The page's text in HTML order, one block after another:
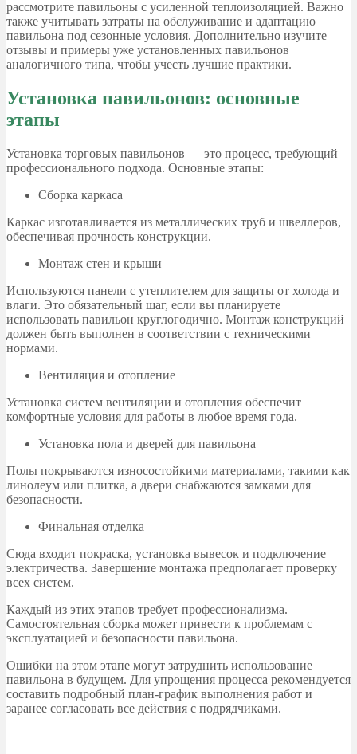
рассмотрите павильоны с усиленной теплоизоляцией. Важно
также учитывать затраты на обслуживание и адаптацию
павильона под сезонные условия. Дополнительно изучите
отзывы и примеры уже установленных павильонов
аналогичного типа, чтобы учесть лучшие практики.
Установка павильонов: основные
этапы
Установка торговых павильонов — это процесс, требующий
профессионального подхода. Основные этапы:
Сборка каркаса
Каркас изготавливается из металлических труб и швеллеров,
обеспечивая прочность конструкции.
Монтаж стен и крыши
Используются панели с утеплителем для защиты от холода и
влаги. Это обязательный шаг, если вы планируете
использовать павильон круглогодично. Монтаж конструкций
должен быть выполнен в соответствии с техническими
нормами.
Вентиляция и отопление
Установка систем вентиляции и отопления обеспечит
комфортные условия для работы в любое время года.
Установка пола и дверей для павильона
Полы покрываются износостойкими материалами, такими как
линолеум или плитка, а двери снабжаются замками для
безопасности.
Финальная отделка
Сюда входит покраска, установка вывесок и подключение
электричества. Завершение монтажа предполагает проверку
всех систем.
Каждый из этих этапов требует профессионализма.
Самостоятельная сборка может привести к проблемам с
эксплуатацией и безопасности павильона.
Ошибки на этом этапе могут затруднить использование
павильона в будущем. Для упрощения процесса рекомендуется
составить подробный план-график выполнения работ и
заранее согласовать все действия с подрядчиками.